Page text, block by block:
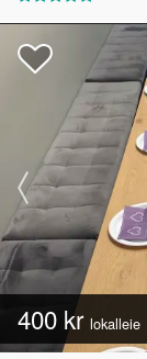
400 kr lokalleie